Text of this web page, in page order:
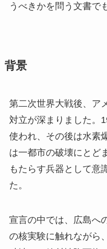
うべきかを問う文書で
背景
第二次世界大戦後、ア
対立が深まりました。
使われ、その後は水素
は一都市の破壊にとど
もたらす兵器として意
た。
宣言の中では、広島へ
の核実験に触れながら